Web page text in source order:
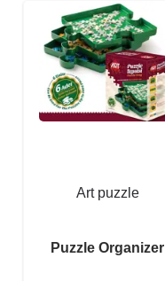
Art puzzle
Puzzle Organizer